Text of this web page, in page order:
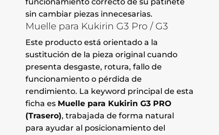
sin cambiar piezas innecesarias.
Muelle para Kukirin G3 Pro / G3
Este producto está orientado a la
sustitución de la pieza original cuando
presenta desgaste, rotura, fallo de
funcionamiento o pérdida de
rendimiento. La keyword principal de esta
ficha es Muelle para Kukirin G3 PRO
(Trasero), trabajada de forma natural
para ayudar al posicionamiento del